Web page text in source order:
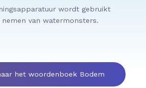
wordt gebruikt
van watermonsters.
het woordenboek Bodem